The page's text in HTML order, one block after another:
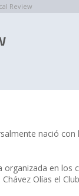
Review
nació
organizada en
Olías el